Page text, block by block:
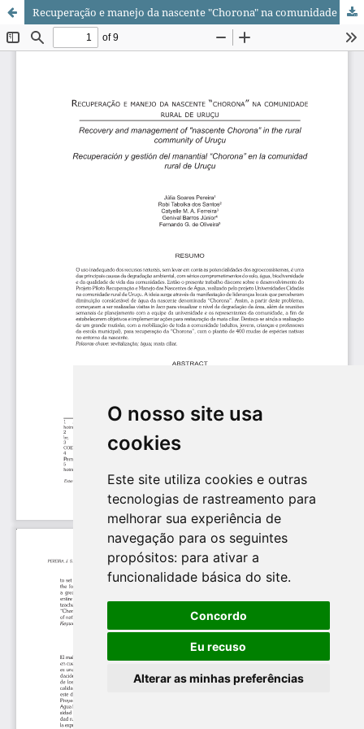
O nosso site usa
cookies
Este site utiliza cookies e outras
tecnologias de rastreamento para
melhorar sua experiência de
navegação para os seguintes
propósitos: para ativar a
funcionalidade básica do site.
Concordo
Eu recuso
Alterar as minhas preferências
Recuperação e manejo da nascente "Chorona" na comunidade rural de Uruçu